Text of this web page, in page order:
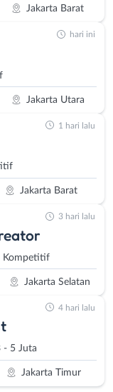
Jakarta Barat
Jakarta Utara
hari ini
Jakarta Barat
1 hari lalu
Kompetitif
Jakarta Selatan
3 hari lalu
- 5 Juta
Jakarta Timur
4 hari lalu